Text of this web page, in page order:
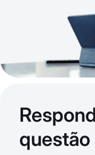
questão